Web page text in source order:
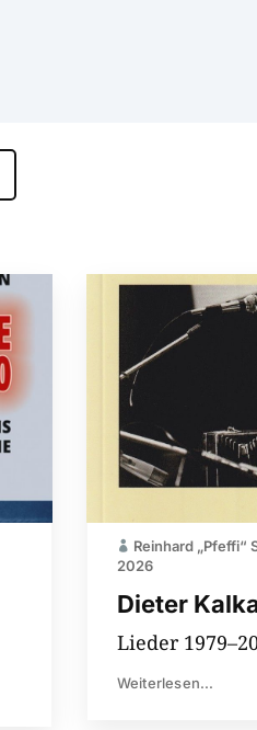
Dieter
Reinhard „Pfeffi“
2026
Lieder
Weiterlesen...